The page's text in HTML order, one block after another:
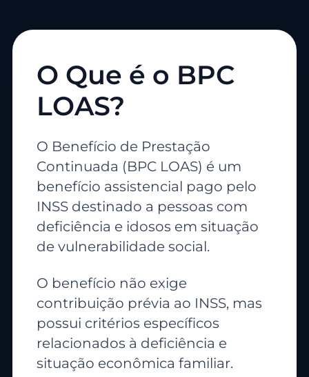
O Que é o BPC
LOAS?
O Benefício de Prestação
Continuada (BPC LOAS) é um
benefício assistencial pago pelo
INSS destinado a pessoas com
deficiência e idosos em situação
de vulnerabilidade social.
O benefício não exige
contribuição prévia ao INSS, mas
possui critérios específicos
relacionados à deficiência e
situação econômica familiar.